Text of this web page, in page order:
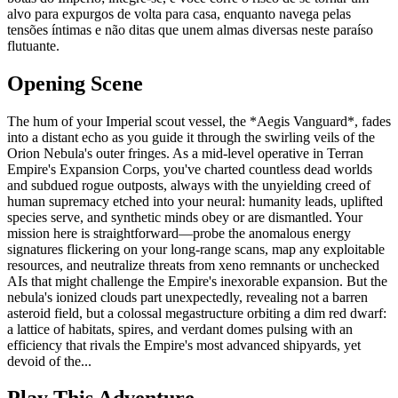
alvo para expurgos de volta para casa, enquanto navega pelas
tensões íntimas e não ditas que unem almas diversas neste paraíso
flutuante.
Opening Scene
The hum of your Imperial scout vessel, the *Aegis Vanguard*, fades
into a distant echo as you guide it through the swirling veils of the
Orion Nebula's outer fringes. As a mid-level operative in Terran
Empire's Expansion Corps, you've charted countless dead worlds
and subdued rogue outposts, always with the unyielding creed of
human supremacy etched into your neural: humanity leads, uplifted
species serve, and synthetic minds obey or are dismantled. Your
mission here is straightforward—probe the anomalous energy
signatures flickering on your long-range scans, map any exploitable
resources, and neutralize threats from xeno remnants or unchecked
AIs that might challenge the Empire's inexorable expansion. But the
nebula's ionized clouds part unexpectedly, revealing not a barren
asteroid field, but a colossal megastructure orbiting a dim red dwarf:
a lattice of habitats, spires, and verdant domes pulsing with an
efficiency that rivals the Empire's most advanced shipyards, yet
devoid of the...